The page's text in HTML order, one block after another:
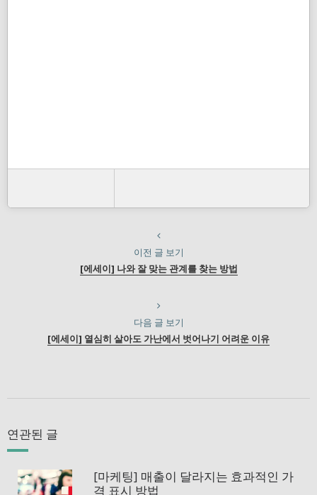
이전 글 보기
[에세이] 나와 잘 맞는 관계를 찾는 방법
다음 글 보기
[에세이] 열심히 살아도 가난에서 벗어나기 어려운 이유
연관된 글
[마케팅] 매출이 달라지는 효과적인 가
격 표시 방법